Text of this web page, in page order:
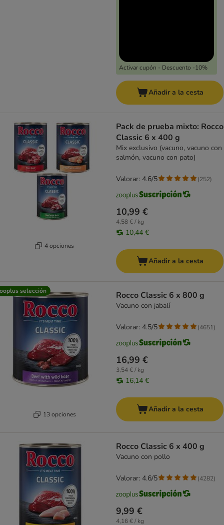
Activar cupón - Descuento -10%
Añadir a la cesta
4 opciones
Pack de prueba mixto: Rocco
Classic 6 x 400 g
Mix exclusivo (vacuno, vacuno con
salmón, vacuno con pato)
10,99 €
4,58 € / kg
10,44 €
Valorar: 4.6/5 (252)
Añadir a la cesta
selección
13 opciones
Rocco Classic 6 x 800 g
Vacuno con jabalí
16,99 €
3,54 € / kg
16,14 €
Valorar: 4.5/5 (4651)
Añadir a la cesta
Rocco Classic 6 x 400 g
Vacuno con pollo
9,99 €
4,16 € / kg
Valorar: 4.6/5 (4282)